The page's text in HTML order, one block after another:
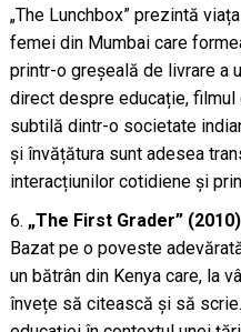
„The Lunchbox” prezintă
femei din Mumbai care
printr-o greșeală de livrare a
direct despre educație,
subtilă dintr-o societate
și învățătura sunt adesea
interacțiunilor cotidiene și
„The First Grader” (2010)
Bazat pe o poveste
un bătrân din Kenya care, la
învețe să citească și să